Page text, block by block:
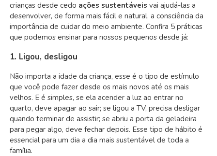
crianças desde cedo ações sustentáveis vai ajudá-las a
desenvolver, de forma mais fácil e natural, a consciência da
importância de cuidar do meio ambiente. Confira 5 práticas
que podemos ensinar para nossos pequenos desde já:
1. Ligou, desligou
Não importa a idade da criança, esse é o tipo de estímulo
que você pode fazer desde os mais novos até os mais
velhos. E é simples, se ela acender a luz ao entrar no
quarto, deve apagar ao sair; se ligou a TV, precisa desligar
quando terminar de assistir; se abriu a porta da geladeira
para pegar algo, deve fechar depois. Esse tipo de hábito é
essencial para um dia a dia mais sustentável de toda a
família.